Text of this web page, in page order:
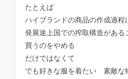
たとえば
ハイブランドの商品の作成過程
発展途上国での搾取構造がある
買うのをやめる
だけではなくて
でも好きな服を着たい 素敵な